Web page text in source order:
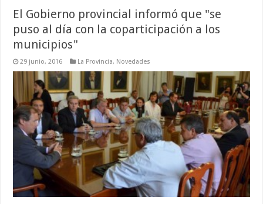
El Gobierno provincial informó que "se
puso al día con la coparticipación a los
municipios"
29 junio, 2016 La Provincia, Novedades